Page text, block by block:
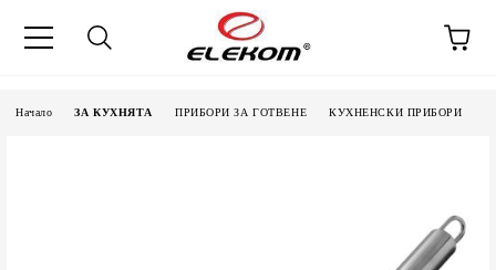
Начало ЗА КУХНЯТА ПРИБОРИ ЗА ГОТВЕНЕ КУХНЕНСКИ ПРИБОРИ